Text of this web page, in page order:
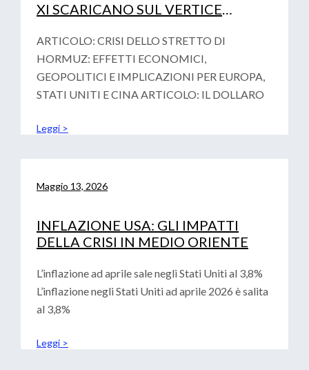
XI SCARICANO SUL VERTICE
VOTALITA’ GEOPOLITICA
ARTICOLO: CRISI DELLO STRETTO DI
HORMUZ: EFFETTI ECONOMICI,
GEOPOLITICI E IMPLICAZIONI PER EUROPA,
STATI UNITI E CINA ARTICOLO: IL DOLLARO
Leggi >
Maggio 13, 2026
INFLAZIONE USA: GLI IMPATTI
DELLA CRISI IN MEDIO ORIENTE
L’inflazione ad aprile sale negli Stati Uniti al 3,8%
L’inflazione negli Stati Uniti ad aprile 2026 è salita
al 3,8%
Leggi >